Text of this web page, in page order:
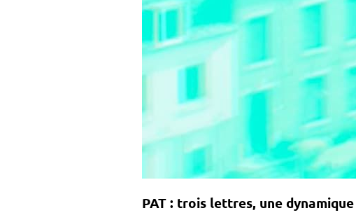
PAT : trois lettres, une